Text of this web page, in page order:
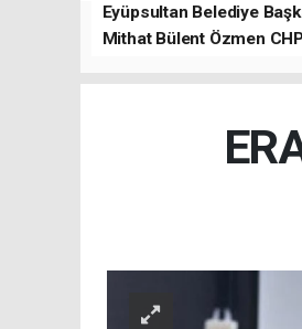
Eyüpsultan Belediye
Mithat Bülent Özmen